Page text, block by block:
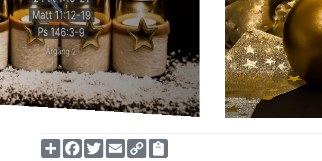
Matt 11:12-19
Ps 146:3-9
Årgång 2
ShareFacebook
TwitterEmailCopy
Link